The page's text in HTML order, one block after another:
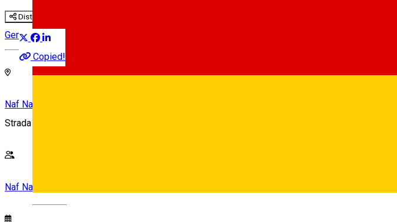
Distribuie
Copied!
Gemeinschaft
Naf Naf Cafe & Bar
Strada Marasesti, nr.1, Sibiu
Naf Naf Cafe & Bar